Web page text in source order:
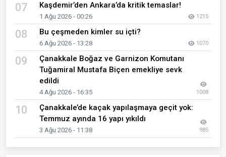
07 Kaşdemir’den Ankara’da kritik temaslar!
1 Ağu 2026 - 00:26 1215
08 Bu çeşmeden kimler su içti?
6 Ağu 2026 - 13:28 1070
09
Çanakkale Boğaz ve Garnizon Komutanı
Tuğamiral Mustafa Biçen emekliye sevk
edildi
4 Ağu 2026 - 16:35 1008
10
Çanakkale’de kaçak yapılaşmaya geçit yok:
Temmuz ayında 16 yapı yıkıldı
3 Ağu 2026 - 11:38 985